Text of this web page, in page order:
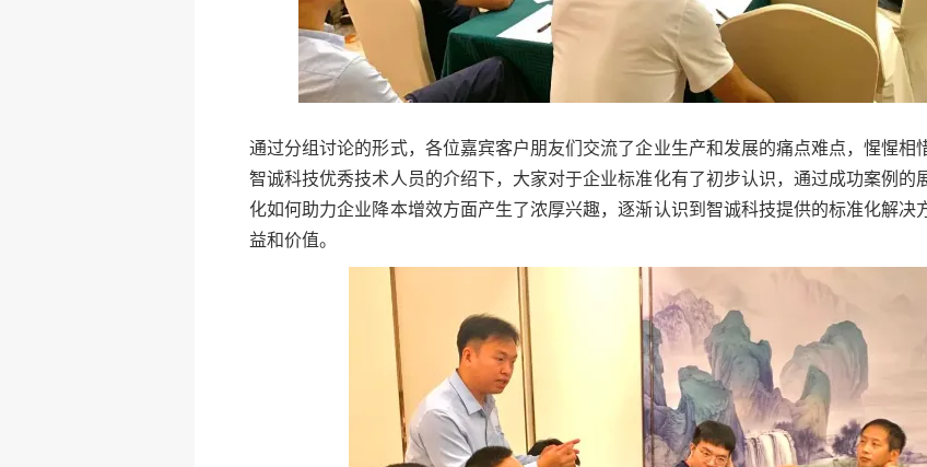
通过分组讨论的形式，各位嘉宾客户朋友们交流了企业生产和发展的痛点难点，惺惺相
智诚科技优秀技术人员的介绍下，大家对于企业标准化有了初步认识，通过成功案例的
化如何助力企业降本增效方面产生了浓厚兴趣，逐渐认识到智诚科技提供的标准化解决
益和价值。